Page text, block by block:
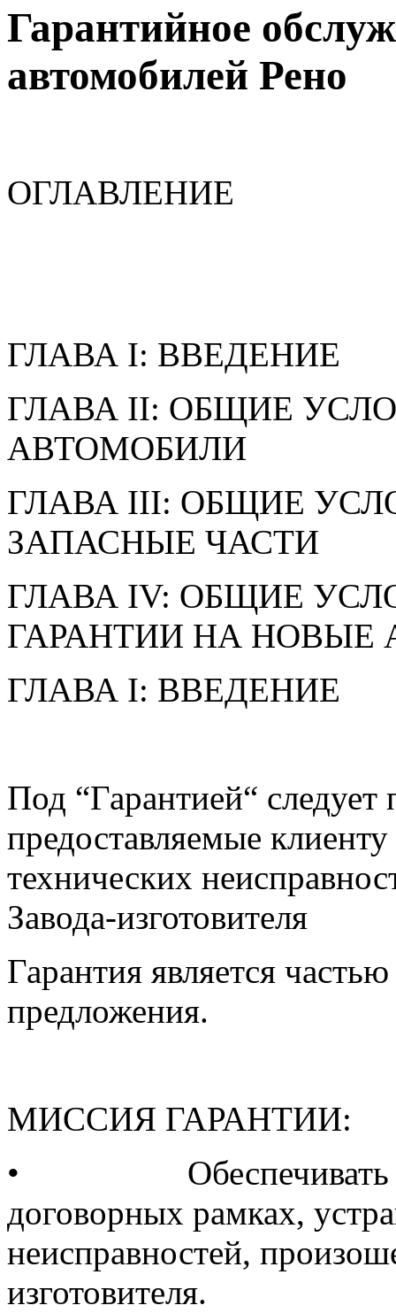
Гарантийное
автомобилей Рено
ОГЛАВЛЕНИЕ
ГЛАВА I: ВВЕДЕНИЕ
ГЛАВА II: ОБЩИЕ
АВТОМОБИЛИ
ГЛАВА III: ОБЩИЕ
ЗАПАСНЫЕ ЧАСТИ
ГЛАВА IV: ОБЩИЕ
ГАРАНТИИ НА НОВЫЕ
ГЛАВА I: ВВЕДЕНИЕ
Под “Гарантией“ следует
предоставляемые
технических
Завода-изготовителя
Гарантия является
предложения.
МИССИЯ ГАРАНТИИ:
•
договорных рамках,
неисправностей,
изготовителя.